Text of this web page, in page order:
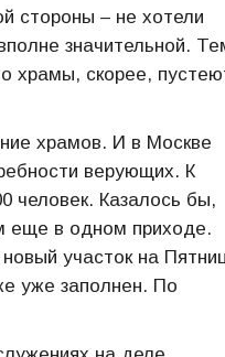
стороны – не хотели
значительной.
храмы, скорее,
храмов. И в Москве
верующих. К
человек. Казалось бы,
еще в одном приходе.
участок на
уже заполнен. По